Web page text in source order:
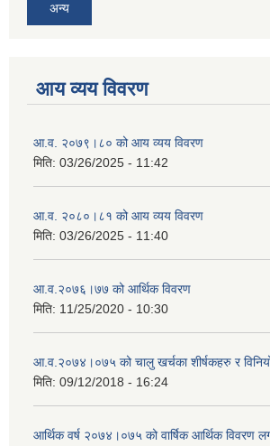
अन्य
आय व्यय विवरण
आ.व. २०७९।८० को आय व्यय विवरण
मिति: 03/26/2025 - 11:42
आ.व. २०८०।८१ को आय व्यय विवरण
मिति: 03/26/2025 - 11:40
आ.व.२०७६।७७ को आर्थिक विवरण
मिति: 11/25/2020 - 10:30
आ.व.२०७४।०७५ को चालु खर्चका शीर्षकहरु र
मिति: 09/12/2018 - 16:24
आर्थिक वर्ष २०७४।०७५ को वार्षिक आर्थिक विवरण